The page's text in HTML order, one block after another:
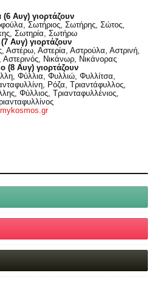
(6 Αυγ) γιορτάζουν
Σωτήριος, Σωτήρης, Σώτος,
Σωτηρία, Σωτήρω
Αυγ) γιορτάζουν
Αστέρω, Αστερία, Αστρούλα, Αστρινή,
Αστερινός, Νικάνωρ, Νικάνορας
(8 Αυγ) γιορτάζουν
Φύλλια, Φυλλιώ, Φυλλίτσα,
Ρόζα, Τριαντάφυλλος,
Φύλλιος, Τριανταφυλλένιος,
mykosmos.gr